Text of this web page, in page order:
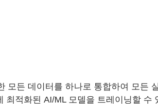
모든 데이터를 하나로 통합하여 모든
적화된 AI/ML 모델을 트레이닝할 수